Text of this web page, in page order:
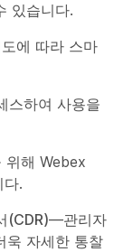
있습니다.
에 따라 스마
스하여 사용을
해 Webex
다.
(CDR)—관리자
욱 자세한 통찰